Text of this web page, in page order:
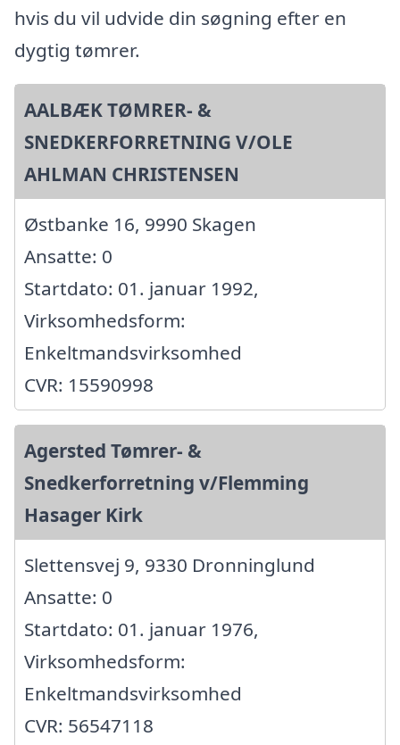
hvis du vil udvide din søgning efter en
dygtig tømrer.
AALBÆK TØMRER- &
SNEDKERFORRETNING V/OLE
AHLMAN CHRISTENSEN
Østbanke 16, 9990 Skagen
Ansatte: 0
Startdato: 01. januar 1992,
Virksomhedsform:
Enkeltmandsvirksomhed
CVR: 15590998
Agersted Tømrer- &
Snedkerforretning v/Flemming
Hasager Kirk
Slettensvej 9, 9330 Dronninglund
Ansatte: 0
Startdato: 01. januar 1976,
Virksomhedsform:
Enkeltmandsvirksomhed
CVR: 56547118